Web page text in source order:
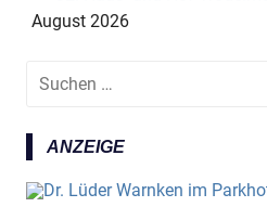
August 2026
e
ANZEIGE